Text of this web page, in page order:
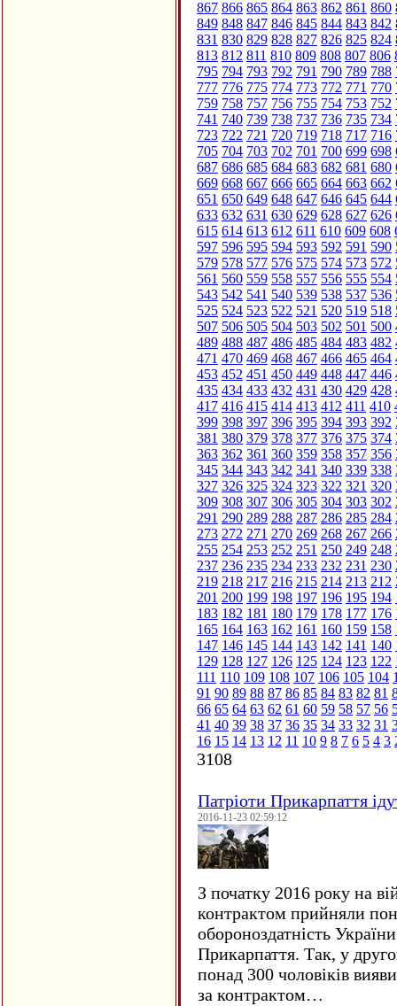
867 866 865 864 863 862 861 860
849 848 847 846 845 844 843 842
831 830 829 828 827 826 825 824
813 812 811 810 809 808 807 806
795 794 793 792 791 790 789 788
777 776 775 774 773 772 771 770
759 758 757 756 755 754 753 752
741 740 739 738 737 736 735 734
723 722 721 720 719 718 717 716
705 704 703 702 701 700 699 698
687 686 685 684 683 682 681 680
669 668 667 666 665 664 663 662
651 650 649 648 647 646 645 644
633 632 631 630 629 628 627 626
615 614 613 612 611 610 609 608
597 596 595 594 593 592 591 590
579 578 577 576 575 574 573 572
561 560 559 558 557 556 555 554
543 542 541 540 539 538 537 536
525 524 523 522 521 520 519 518
507 506 505 504 503 502 501 500
489 488 487 486 485 484 483 482
471 470 469 468 467 466 465 464
453 452 451 450 449 448 447 446
435 434 433 432 431 430 429 428
417 416 415 414 413 412 411 410
399 398 397 396 395 394 393 392
381 380 379 378 377 376 375 374
363 362 361 360 359 358 357 356
345 344 343 342 341 340 339 338
327 326 325 324 323 322 321 320
309 308 307 306 305 304 303 302
291 290 289 288 287 286 285 284
273 272 271 270 269 268 267 266
255 254 253 252 251 250 249 248
237 236 235 234 233 232 231 230
219 218 217 216 215 214 213 212
201 200 199 198 197 196 195 194
183 182 181 180 179 178 177 176
165 164 163 162 161 160 159 158
147 146 145 144 143 142 141 140
129 128 127 126 125 124 123 122
111 110 109 108 107 106 105 104
91 90 89 88 87 86 85 84 83 82 81
66 65 64 63 62 61 60 59 58 57 56
41 40 39 38 37 36 35 34 33 32 31
16 15 14 13 12 11 10 9 8 7 6 5 4 3
3108
Патріоти Прикарпаття
2016-11-23 02:59:12
З початку 2016 року на
контрактом прийняли
обороноздатність
Прикарпаття. Так, у
понад 300 чоловіків
за контрактом…